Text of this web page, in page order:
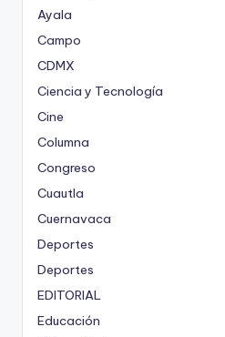
Ayala
Campo
CDMX
Ciencia y Tecnología
Cine
Columna
Congreso
Cuautla
Cuernavaca
Deportes
Deportes
EDITORIAL
Educación